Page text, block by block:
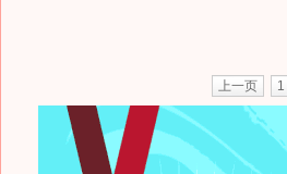
上一页 1